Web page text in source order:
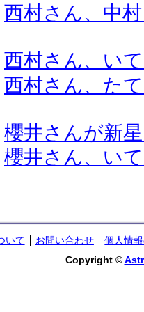
西村さん、中
西村さん、い
西村さん、た
櫻井さんが新
櫻井さん、い
いて お問い合わせ
個人情
Copyright ©